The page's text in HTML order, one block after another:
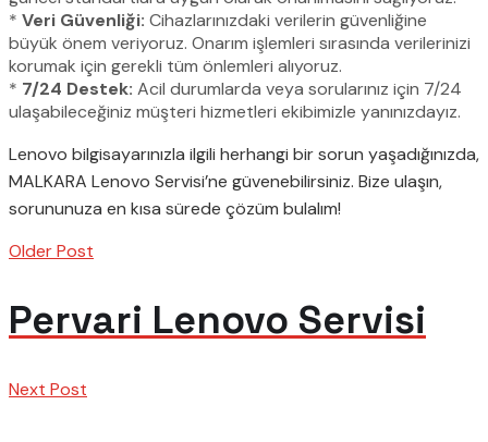
* Veri Güvenliği: Cihazlarınızdaki verilerin güvenliğine
büyük önem veriyoruz. Onarım işlemleri sırasında verilerinizi
korumak için gerekli tüm önlemleri alıyoruz.
* 7/24 Destek: Acil durumlarda veya sorularınız için 7/24
ulaşabileceğiniz müşteri hizmetleri ekibimizle yanınızdayız.
Lenovo bilgisayarınızla ilgili herhangi bir sorun yaşadığınızda,
MALKARA Lenovo Servisi’ne güvenebilirsiniz. Bize ulaşın,
sorununuza en kısa sürede çözüm bulalım!
Older Post
Pervari Lenovo Servisi
Next Post